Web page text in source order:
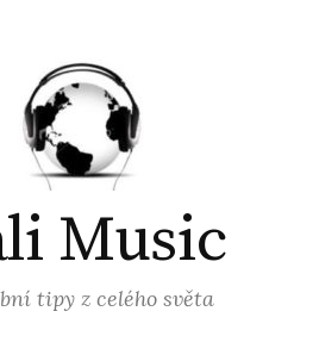
Music
tipy z celého světa